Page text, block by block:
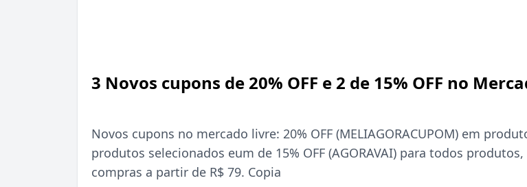
3 Novos cupons de 20% OFF e 2 de 15% OFF no
Novos cupons no mercado livre: 20% OFF (MELIAGORACUPOM) em
produtos selecionados eum de 15% OFF (AGORAVAI) para todos
compras a partir de R$ 79. Copia